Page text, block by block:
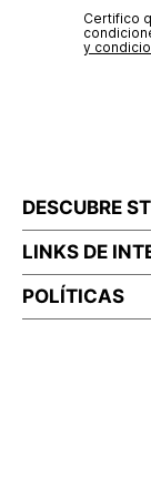
No
Certifico
y
DESCUBRE
LINKS DE
POLÍTICAS